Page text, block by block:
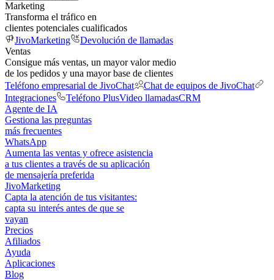
Marketing
Transforma el tráfico en
clientes potenciales cualificados
JivoMarketing
Devolución de llamadas
Ventas
Consigue más ventas, un mayor valor medio
de los pedidos y una mayor base de clientes
Teléfono empresarial de JivoChat
Chat de equipos de JivoChat
Integraciones
Teléfono PlusVideo llamadasCRM
Agente de IA
Gestiona las preguntas
más frecuentes
WhatsApp
Aumenta las ventas y ofrece asistencia
a tus clientes a través de su aplicación
de mensajería preferida
JivoMarketing
Capta la atención de tus visitantes:
capta su interés antes de que se
vayan
Precios
Afiliados
Ayuda
Aplicaciones
Blog